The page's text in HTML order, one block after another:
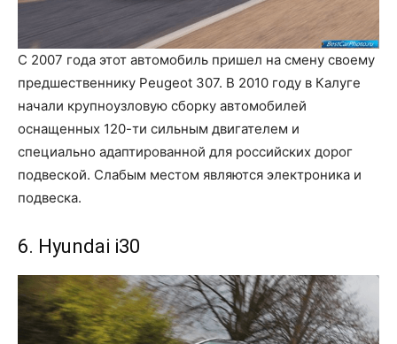
С 2007 года этот автомобиль пришел на смену своему
предшественнику Peugeot 307. В 2010 году в Калуге
начали крупноузловую сборку автомобилей
оснащенных 120-ти сильным двигателем и
специально адаптированной для российских дорог
подвеской. Слабым местом являются электроника и
подвеска.
6. Hyundai i30